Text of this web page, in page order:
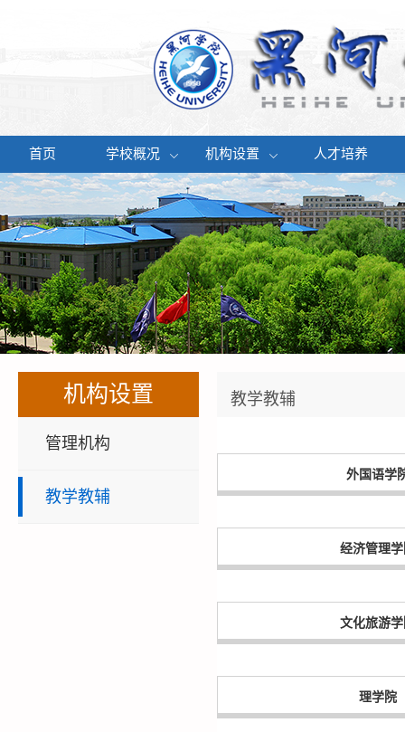
首页 学校概况 机构设置 人才培养
机构设置
管理机构
教学教辅
教学教辅
外国语学
经济管理
文化旅游
理学院